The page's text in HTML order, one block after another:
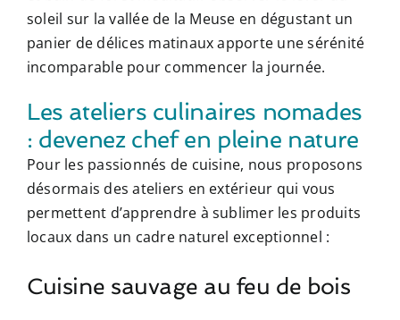
soleil sur la vallée de la Meuse en dégustant un
panier de délices matinaux apporte une sérénité
incomparable pour commencer la journée.
Les ateliers culinaires nomades
: devenez chef en pleine nature
Pour les passionnés de cuisine, nous proposons
désormais des ateliers en extérieur qui vous
permettent d’apprendre à sublimer les produits
locaux dans un cadre naturel exceptionnel :
Cuisine sauvage au feu de bois